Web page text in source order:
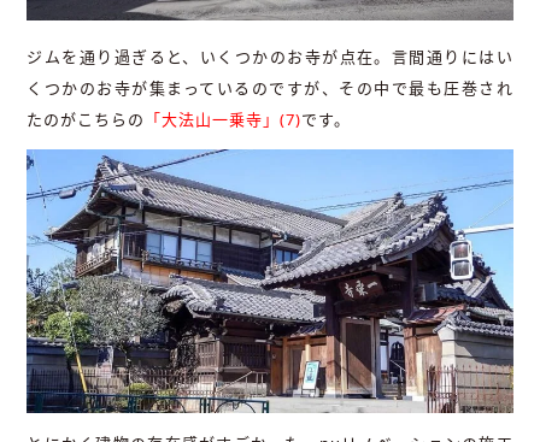
ジムを通り過ぎると、いくつかのお寺が点在。言間通りにはい
くつかのお寺が集まっているのですが、その中で最も圧巻され
たのがこちらの 「大法山一乗寺」(7)です。